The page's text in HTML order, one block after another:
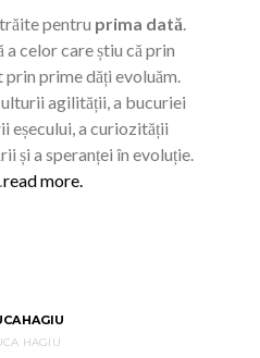
pentru prima dată.
celor care știu că prin
prime dăți evoluăm.
agilității, a bucuriei
eșecului, a curiozității
și a speranței în evoluție.
read more.
HAGIU